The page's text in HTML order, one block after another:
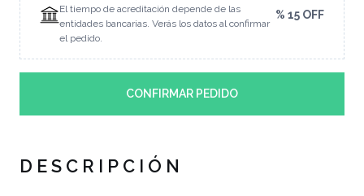
El tiempo de acreditación depende de las
entidades bancarias. Verás los datos al confirmar
el pedido.
% 15 OFF
CONFIRMAR PEDIDO
DESCRIPCIÓN